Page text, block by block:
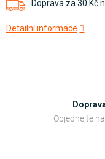
Doprava za 30 Kč
Detailní informace
Objednejte